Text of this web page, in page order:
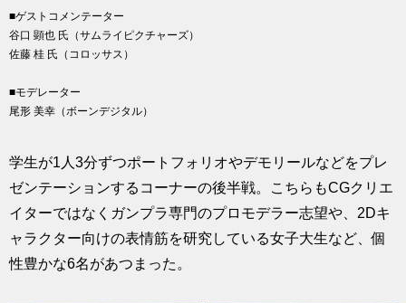
■ゲストコメンテーター
谷口 顕也 氏（サムライピクチャーズ）
佐藤 桂 氏（コロッサス）
■モデレーター
尾形 美幸（ボーンデジタル）
学生が1人3分ずつポートフォリオやデモリールなどをプレ
ゼンテーションするコーナーの後半戦。こちらもCGクリエ
イターではなくガンプラ専門のプロモデラー志望や、2Dキ
ャラクター向けの表情筋を研究している女子大生など、個
性豊かな6名があつまった。